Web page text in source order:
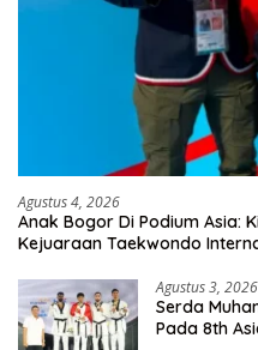
Agustus 4, 2026
Anak Bogor Di Podium Asia:
Kejuaraan Taekwondo
Agustus 3, 2026
Serda
Pada 8th